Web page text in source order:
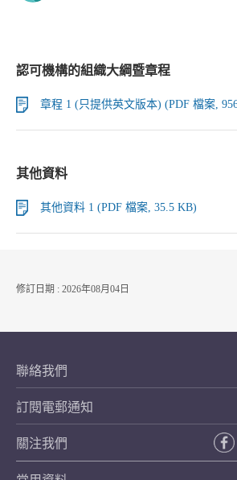
認可機構的組織大綱暨章程
章程 1 (只提供英文版本) (PDF 檔案,
其他資料
其他資料 1 (PDF 檔案, 35.5 KB)
修訂日期 : 2026年08月04日
聯絡我們
訂閱電郵通知
關注我們